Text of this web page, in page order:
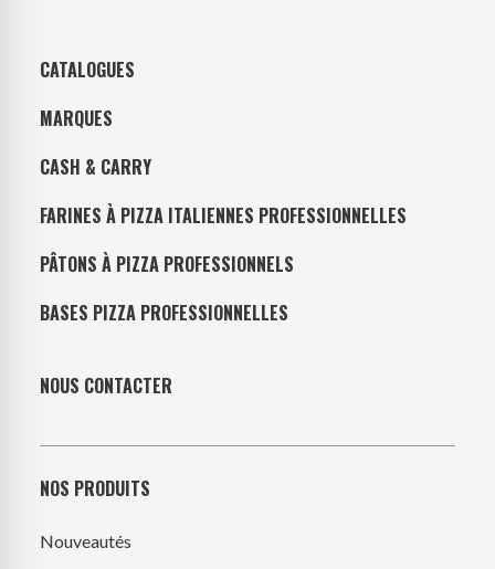
CATALOGUES
MARQUES
CASH & CARRY
FARINES À PIZZA ITALIENNES PROFESSIONNELLES
PÂTONS À PIZZA PROFESSIONNELS
BASES PIZZA PROFESSIONNELLES
NOUS CONTACTER
NOS PRODUITS
Nouveautés